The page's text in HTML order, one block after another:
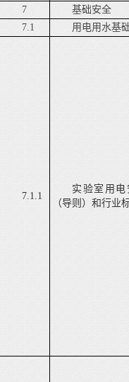
7
基础安全
7.1
用电用水基
7.1.1
实验室用
（导则）和行业